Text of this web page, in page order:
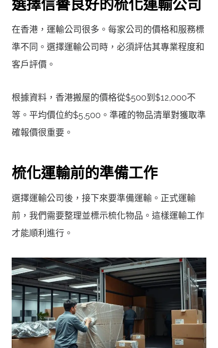
選擇信譽良好的梳化運輸公司
在香港，運輸公司很多。每家公司的價格和服務標
準不同。選擇運輸公司時，必須評估其專業程度和
客戶評價。
根據資料，香港搬屋的價格從$500到$12,000不
等。平均價位約$5,500。準確的物品清單對獲取準
確報價很重要。
梳化運輸前的準備工作
選擇運輸公司後，接下來要準備運輸。正式運輸
前，我們需要整理並標示梳化物品。這樣運輸工作
才能順利進行。